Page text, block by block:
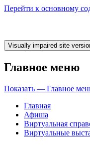
Перейти к основному
Главное меню
Показать — Главное
Главная
Афиша
Виртуальная
Виртуальные